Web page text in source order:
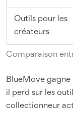
Comparaison
Outils pour les
créateurs
BlueMove
il perd sur les
collectionneur